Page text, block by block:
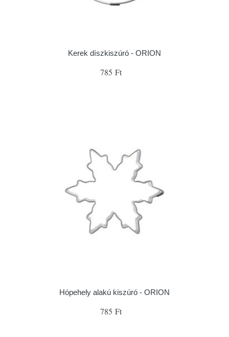
Kerek díszkiszúró - ORION
785 Ft
Hópehely alakú kiszúró - ORION
785 Ft